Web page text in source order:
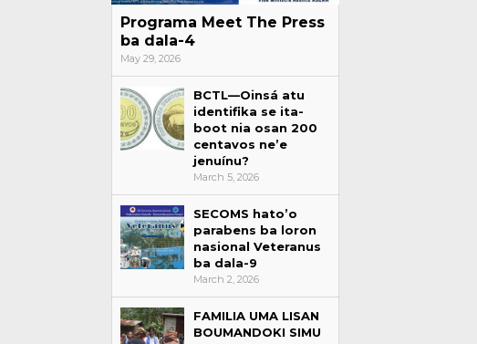
Programa Meet The Press
ba dala-4
May 29, 2026
BCTL—Oinsá atu
identifika se ita-
boot nia osan 200
centavos ne’e
jenuínu?
March 5, 2026
SECOMS hato’o
parabens ba loron
nasional Veteranus
ba dala-9
March 2, 2026
FAMILIA UMA LISAN
BOUMANDOKI SIMU